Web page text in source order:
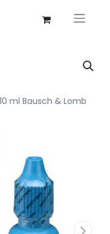
ml Bausch & Lomb